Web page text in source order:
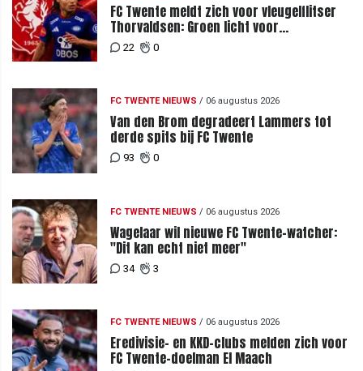
FC Twente meldt zich voor vleugelflitser
Thorvaldsen: Groen licht voor
miljoenenbod
22 0
FC TWENTE NIEUWS / 06 augustus 2026
Van den Brom degradeert Lammers tot
derde spits bij FC Twente
93 0
FC TWENTE NIEUWS / 06 augustus 2026
Wagelaar wil nieuwe FC Twente-watcher:
"Dit kan echt niet meer"
34 3
FC TWENTE NIEUWS / 06 augustus 2026
Eredivisie- en KKD-clubs melden zich voor
FC Twente-doelman El Maach